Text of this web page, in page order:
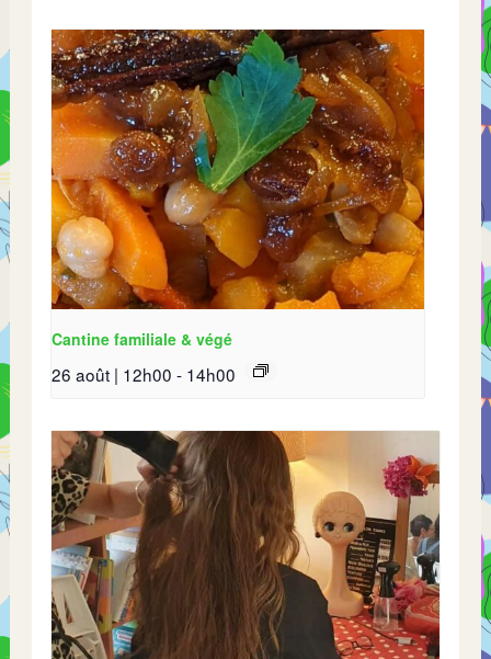
Cantine familiale & végé
26 août | 12h00 - 14h00